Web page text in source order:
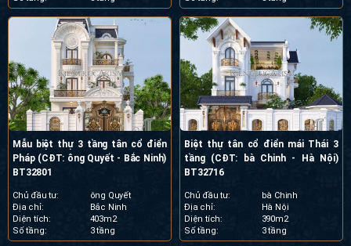
Mẫu biệt thự 3 tầng tân cổ điển
Pháp (CĐT: ông Quyết - Bắc Ninh)
BT32801
Chủ đầu tư:
ông Quyết
Địa chỉ:
Bắc Ninh
Diện tích:
403m2
Số tầng:
3 tầng
Biệt thự tân cổ điển mái Thái 3
tầng (CĐT: bà Chinh - Hà Nội)
BT32716
Chủ đầu tư:
bà Chinh
Địa chỉ:
Hà Nội
Diện tích:
390m2
Số tầng:
3 tầng